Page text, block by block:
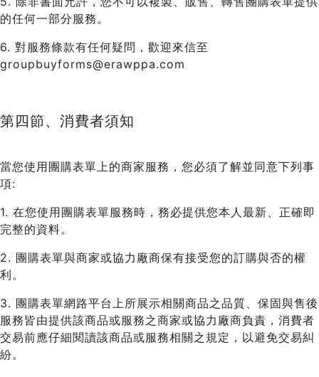
的任何一部分服務。
6. 對服務條款有任何疑問，歡迎來信至
groupbuyforms@erawppa.com
第四節、消費者須知
當您使用團購表單上的商家服務，您必須了解並同意下列事
項:
1. 在您使用團購表單服務時，務必提供您本人最新、正確即
完整的資料。
2. 團購表單與商家或協力廠商保有接受您的訂購與否的權
利。
3. 團購表單網路平台上所展示相關商品之品質、保固與售後
服務皆由提供該商品或服務之商家或協力廠商負責，消費者
交易前應仔細閱讀該商品或服務相關之規定，以避免交易糾
紛。